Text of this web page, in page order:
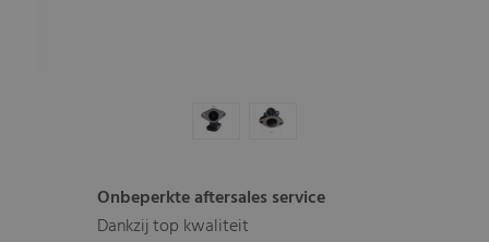
Onbeperkte aftersales service
Dankzij top kwaliteit